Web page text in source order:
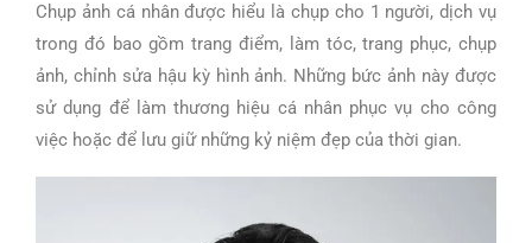
Chụp ảnh cá nhân được hiểu là chụp cho 1 người, dịch vụ
trong đó bao gồm trang điểm, làm tóc, trang phục, chụp
ảnh, chỉnh sửa hậu kỳ hình ảnh. Những bức ảnh này được
sử dụng để làm thương hiệu cá nhân phục vụ cho công
việc hoặc để lưu giữ những kỷ niệm đẹp của thời gian.